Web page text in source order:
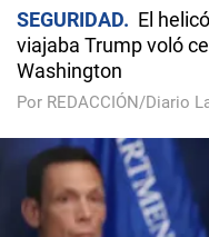
SEGURIDAD
El
viajaba Trump voló
Washington
Por REDACCIÓN/Diario